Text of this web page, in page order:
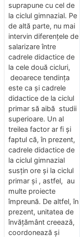
suprapune cu cel de
la ciclul gimnazial. Pe
de altă parte, nu mai
intervin diferențele de
salarizare între
cadrele didactice de
la cele două cicluri,
deoarece tendința
este ca și cadrele
didactice de la ciclul
primar să aibă studii
superioare. Un al
treilea factor ar fi și
faptul că, în prezent,
cadrele didactice de
la ciclul gimnazial
susțin ore și la ciclul
primar și , astfel, au
multe proiecte
împreună. De altfel, în
prezent, unitatea de
învățământ creează,
coordonează și